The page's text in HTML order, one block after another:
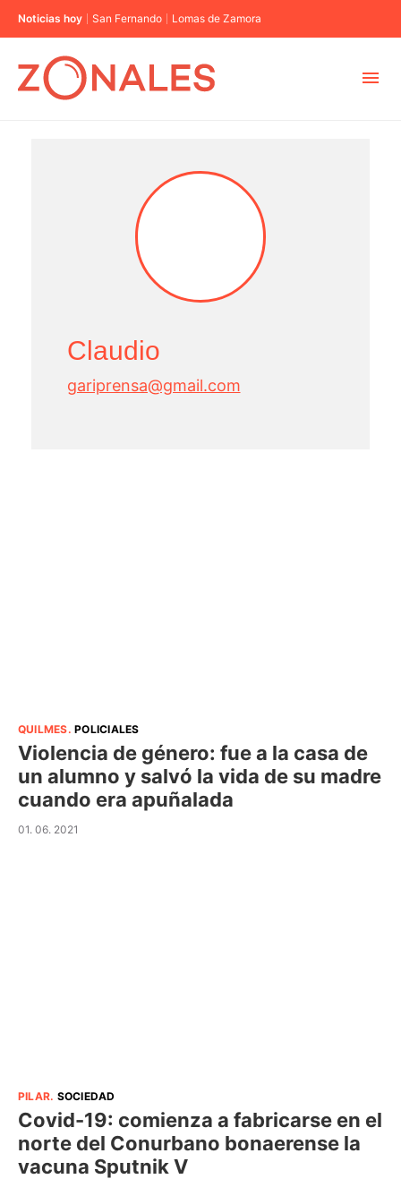
Noticias hoy San Fernando Lomas de Zamora
ELECCIONES 2023
Claudio
gariprensa@gmail.com
QUILMES.POLICIALES
Violencia de género: fue a la casa de
un alumno y salvó la vida de su madre
cuando era apuñalada
01. 06. 2021
PILAR. SOCIEDAD
Covid-19: comienza a fabricarse en el
norte del Conurbano bonaerense la
vacuna Sputnik V